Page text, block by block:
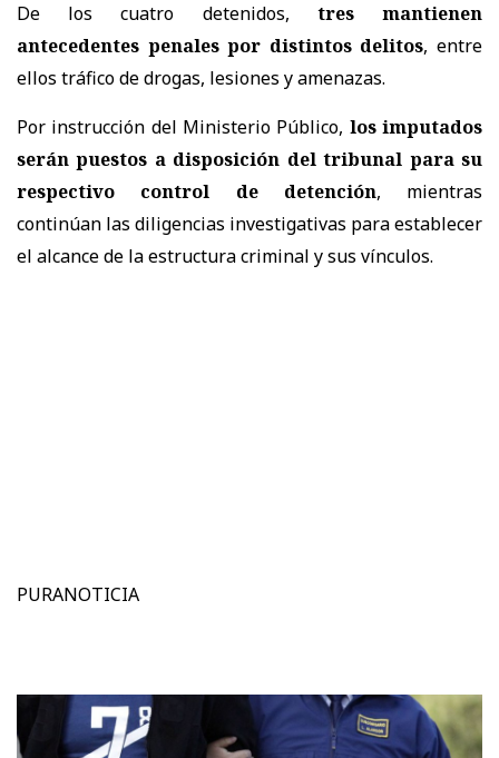
De los cuatro detenidos, tres mantienen
antecedentes penales por distintos delitos, entre
ellos tráfico de drogas, lesiones y amenazas.
Por instrucción del Ministerio Público, los imputados
serán puestos a disposición del tribunal para su
respectivo control de detención, mientras
continúan las diligencias investigativas para establecer
el alcance de la estructura criminal y sus vínculos.
PURANOTICIA